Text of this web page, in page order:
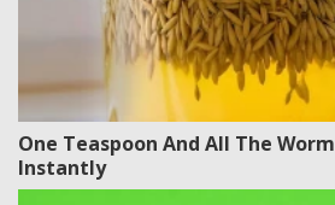
One Teaspoon And All The
Instantly